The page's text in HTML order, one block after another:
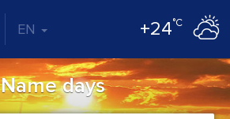
EN +24°C
Name days